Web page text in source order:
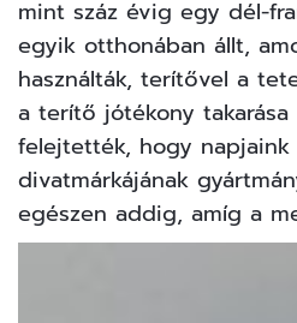
mint száz évig egy dél-
egyik otthonában állt,
használták, terítővel a
a terítő jótékony
felejtették, hogy
divatmárkájának
egészen addig, amíg a